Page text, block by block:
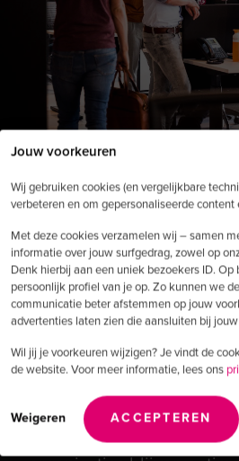
Jouw voorkeuren
Wij gebruiken cookies (en vergelijkbare
verbeteren en om gepersonaliseerde
Met deze cookies verzamelen wij – samen
informatie over jouw surfgedrag, zowel op
Denk hierbij aan een uniek bezoekers ID.
persoonlijk profiel van je op. Zo kunnen we
communicatie beter afstemmen op jouw
advertenties laten zien die aansluiten bij
Wil jij je voorkeuren wijzigen? Je vindt de
de website. Voor meer informatie, lees ons
Weigeren ACCEPTEREN
Create.
Disrupt.
We’re here to propel
Marketing verandert. AI
vaker wat gekozen wordt.